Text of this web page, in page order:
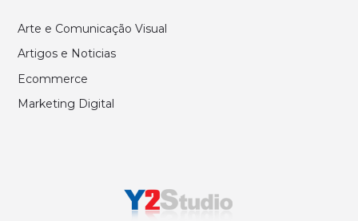
p
Arte e Comunicação Visual
Artigos e Noticias
Ecommerce
Marketing Digital